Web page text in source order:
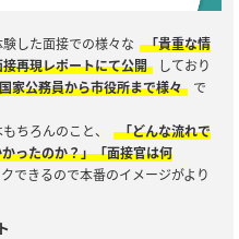
した面接での様々な
「貴重な情
再現レポートにて公開
しており
国家公務員から市役所まで様々
で
ちろんのこと、
「どんな流れで
ったのか？」「面接官は何
できるので本番のイメージがより